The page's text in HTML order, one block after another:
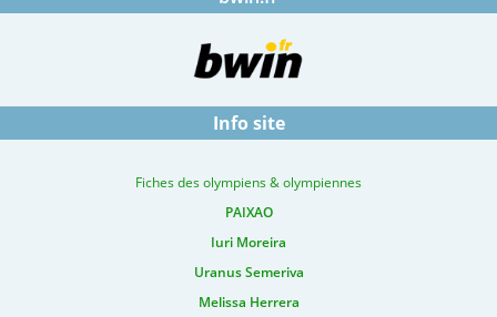
Info site
Fiches des olympiens & olympiennes
PAIXAO
Iuri Moreira
Uranus Semeriva
Melissa Herrera